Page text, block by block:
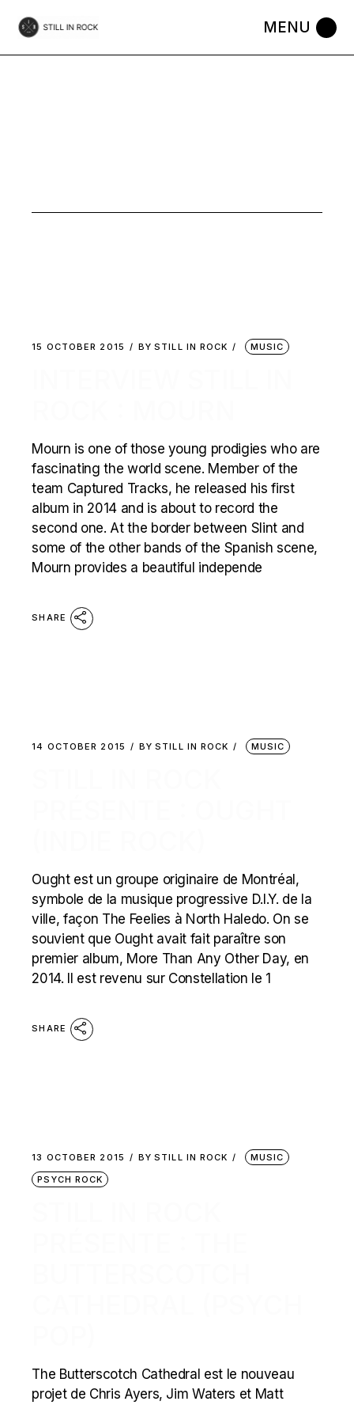
the
15 OCTOBER 2015 BY STILL IN ROCK MUSIC
Mourn is one of those young prodigies who are
fascinating the world scene. Member of the
team Captured Tracks, he released his first
album in 2014 and is about to record the
second one. At the border between Slint and
some of the other bands of the Spanish scene,
Mourn provides a beautiful independe
SHARE
14 OCTOBER 2015 BY STILL IN ROCK MUSIC
Ought est un groupe originaire de Montréal,
symbole de la musique progressive D.I.Y. de la
ville, façon The Feelies à North Haledo. On se
souvient que Ought avait fait paraître son
premier album, More Than Any Other Day, en
2014. Il est revenu sur Constellation le 1
SHARE
13 OCTOBER 2015 BY STILL IN ROCK
MUSIC
PSYCH ROCK
The Butterscotch Cathedral est le nouveau
projet de Chris Ayers, Jim Waters et Matt